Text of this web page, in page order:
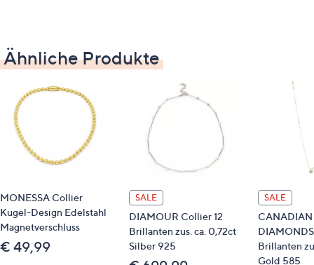
Ähnliche Produkte
MONESSA Collier
Kugel-Design Edelstahl
Magnetverschluss
€ 49,99
SALE
DIAMOUR Collier 12
Brillanten zus. ca. 0,72ct
Silber 925
SALE
CANADIAN
Brillanten
Gold 585